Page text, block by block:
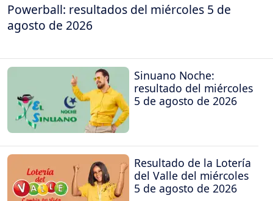
Powerball: resultados del miércoles 5 de
agosto de 2026
Sinuano Noche:
resultado del miércoles
5 de agosto de 2026
Resultado de la Lotería
del Valle del miércoles
5 de agosto de 2026